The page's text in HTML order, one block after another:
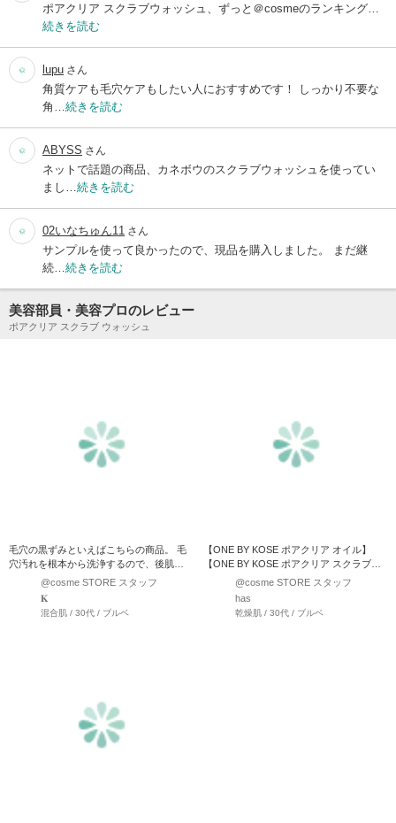
ポアクリア スクラブウォッシュ、ずっと＠cosmeのランキング…
続きを読む
lupu さん
角質ケアも毛穴ケアもしたい人におすすめです！ しっかり不要な
角… 続きを読む
ABYSS さん
ネットで話題の商品、カネボウのスクラブウォッシュを使ってい
まし… 続きを読む
02いなちゅん11 さん
サンプルを使って良かったので、現品を購入しました。 まだ継
続… 続きを読む
美容部員・美容プロのレビュー
ポアクリア スクラブ ウォッシュ
毛穴の黒ずみといえばこちらの商品。 毛
穴汚れを根本から洗浄するので、後肌が
つっぱらずにクリアなお…
@cosme STORE スタッフ
𝐊
混合肌 / 30代 / ブルベ
【ONE BY KOSE ポアクリア オイル】
【ONE BY KOSE ポアクリア スクラブウ
@cosme STORE スタッフ
has
乾燥肌 / 30代 / ブルベ